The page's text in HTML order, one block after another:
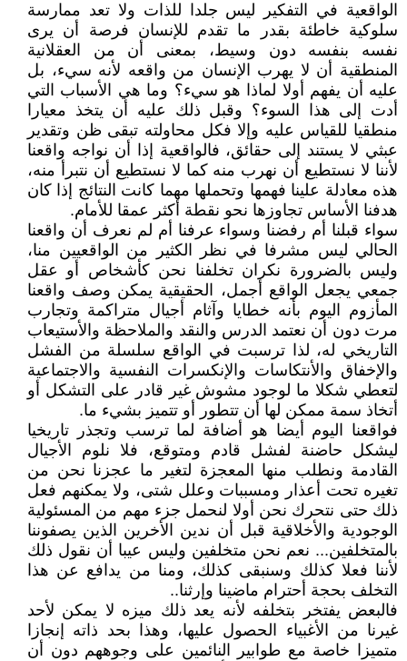
الواقعية في التفكير ليس جلدا للذات ولا تعد ممارسة
سلوكية خاطئة بقدر ما تقدم للإنسان فرصة أن يرى
نفسه بنفسه دون وسيط، بمعنى أن من العقلانية
المنطقية أن لا يهرب الإنسان من واقعه لأنه سيء، بل
عليه أن يفهم أولا لماذا هو سيء؟ وما هي الأسباب التي
أدت إلى هذا السوء؟ وقبل ذلك عليه أن يتخذ معيارا
منطقيا للقياس عليه وإلا فكل محاولته تبقى ظن وتقدير
عبثي لا يستند إلى حقائق، فالواقعية إذا أن نواجه واقعنا
لأننا لا نستطيع أن نهرب منه كما لا نستطيع أن نتبرأ منه،
هذه معادلة علينا فهمها وتحملها مهما كانت النتائج إذا كان
هدفنا الأساس تجاوزها نحو نقطة أكثر عمقا للأمام.
سواء قبلنا أم رفضنا وسواء عرفنا أم لم نعرف أن واقعنا
الحالي ليس مشرفا في نظر الكثير من الواقعيين منا،
وليس بالضرورة نكران تخلفنا نحن كأشخاص أو عقل
جمعي يجعل الواقع أجمل، الحقيقية يمكن وصف واقعنا
المأزوم اليوم بأنه خطايا وآثام أجيال متراكمة وتجارب
مرت دون أن نعتمد الدرس والنقد والملاحظة والأستيعاب
التاريخي له، لذا ترسبت في الواقع سلسلة من الفشل
والإخفاق والأنتكاسات والإنكسرات النفسية والاجتماعية
لتعطي شكلا ما لوجود مشوش غير قادر على التشكل أو
أتخاذ سمة ممكن لها أن تتطور أو تتميز بشيء ما.
فواقعنا اليوم أيضا هو أضافة لما ترسب وتجذر تاريخيا
ليشكل حاضنة لفشل قادم ومتوقع، فلا نلوم الأجيال
القادمة ونطلب منها المعجزة لتغير ما عجزنا نحن من
تغيره تحت أعذار ومسببات وعلل شتى، ولا يمكنهم فعل
ذلك حتى نتحرك نحن أولا لنحمل جزء مهم من المسئولية
الوجودية والأخلاقية قبل أن ندين الأخرين الذين يصفوننا
بالمتخلفين... نعم نحن متخلفين وليس عيبا أن نقول ذلك
لأننا فعلا كذلك وسنبقى كذلك، ومنا من يدافع عن هذا
التخلف بحجة أحترام ماضينا وإرثنا..
فالبعض يفتخر بتخلفه لأنه يعد ذلك ميزه لا يمكن لأحد
غيرنا من الأغبياء الحصول عليها، وهذا بحد ذاته إنجازا
متميزا خاصة مع طوابير النائمين على وجوههم دون أن